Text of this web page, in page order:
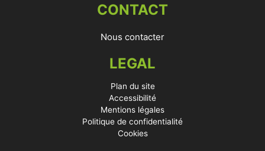
CONTACT
Nous contacter
LEGAL
Plan du site
Accessibilité
Mentions légales
Politique de confidentialité
Cookies